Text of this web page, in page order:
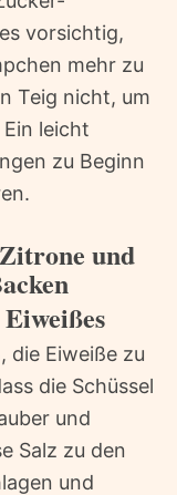
vorsichtig,
mehr zu
Teig nicht, um
leicht
zu Beginn
und
die Eiweiße zu
die Schüssel
und
Salz zu den
und